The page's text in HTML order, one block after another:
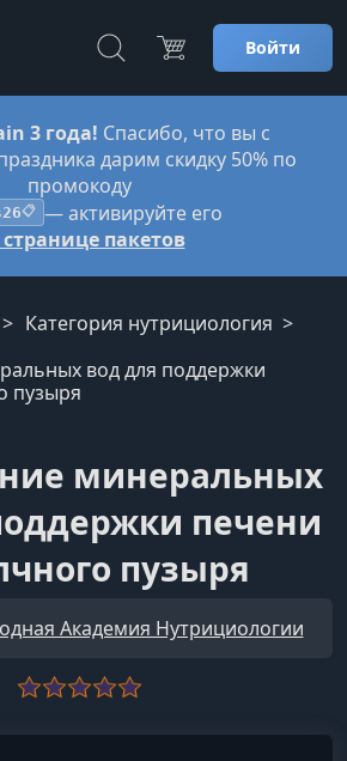
Войти
3 года! Спасибо, что вы с
дарим скидку 50% по
промокоду
📋 — активируйте его
пакетов
Категория нутрициология
вод для поддержки
пузыря
минеральных
печени
пузыря
Академия Нутрициологии